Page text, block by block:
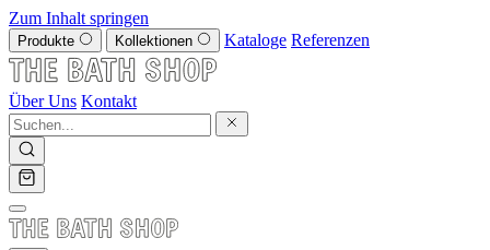
Zum Inhalt springen
Produkte Kollektionen Kataloge Referenzen
Über Uns Kontakt